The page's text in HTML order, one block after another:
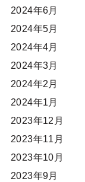
2024年6月
2024年5月
2024年4月
2024年3月
2024年2月
2024年1月
2023年12月
2023年11月
2023年10月
2023年9月